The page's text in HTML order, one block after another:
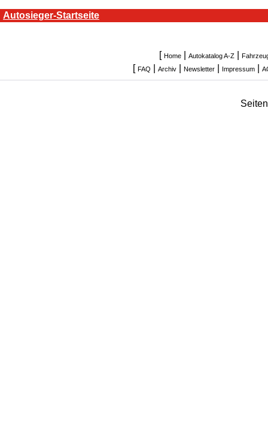
Autosieger-Startseite
[ Home| Autokatalog A-Z|
[ FAQ Archiv Newsletter Impressum